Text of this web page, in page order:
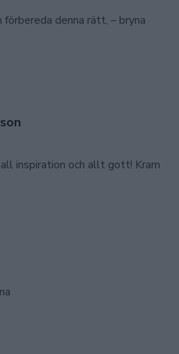
denna rätt, – bryna
inspiration och allt gott! Kram